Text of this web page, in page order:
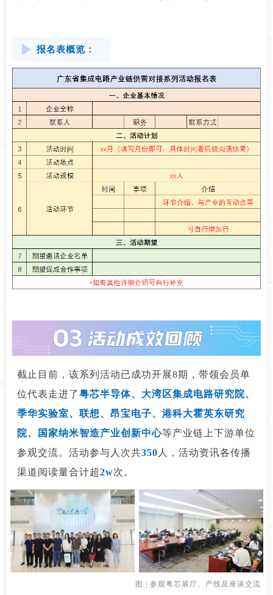
报名表概览：
截止目前，该系列活动已成功开展8期，带领会员单
位代表走进了粤芯半导体、大湾区集成电路研究院、
季华实验室、联想、昂宝电子、港科大霍英东研究
院、国家纳米智造产业创新中心等产业链上下游单位
参观交流。活动参与人次共350 人，活动资讯各传播
渠道阅读量合计超2w次。
图 | 参观粤芯展厅、产线及座谈交流